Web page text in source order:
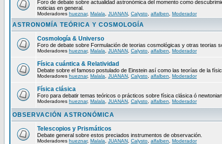
Foro de debate sobre actualidad astronómica del momento como
noticias en general.
Moderadores hueznar, Malala JUANAN Calysto alfalben Moderador
ASTRONOMÍA TEÓRICA Y COSMOLOGÍA
Cosmología & Universo
Foro de debate sobre Formulación de teorias cosmológicas y otras teorias
Moderadores hueznar, Malala JUANAN Calysto alfalben Moderador
Física cuántica & Relatividad
Debate sobre el famoso postulado de Einstein así como las teorías de la
Moderadores hueznar, Malala JUANAN Calysto alfalben Moderador
Física clásica
Foro para debatir temas teóricos o prácticos sobre física clásica ó
Moderadores hueznar, Malala JUANAN Calysto alfalben Moderador
OBSERVACIÓN ASTRONÓMICA
Telescopios y Prismáticos
Debate general sobre estos preciados instrumentos de observación.
Moderadores hueznar, Malala JUANAN Calysto alfalben Moderador